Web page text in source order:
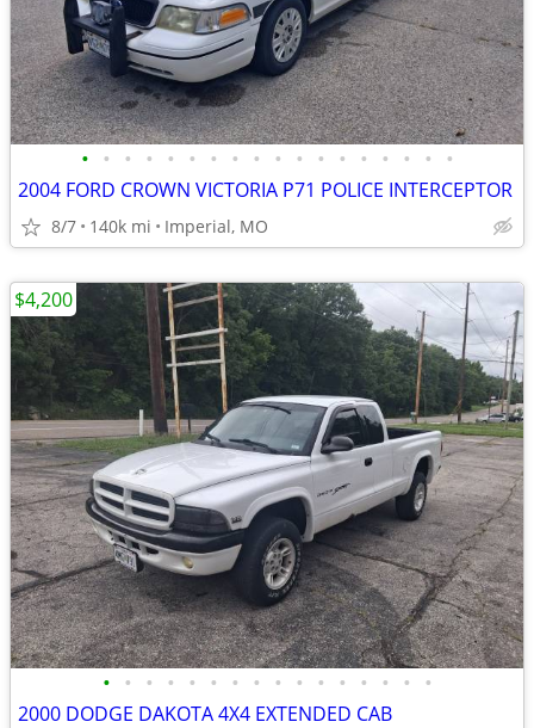
• • • • • • • • • • • • • • • • • •
2004 FORD CROWN VICTORIA P71 POLICE INTERCEPTOR
8/7 140k mi Imperial, MO
• • • • • • • • • • • • • • • •
2000 DODGE DAKOTA 4X4 EXTENDED CAB
$4,200